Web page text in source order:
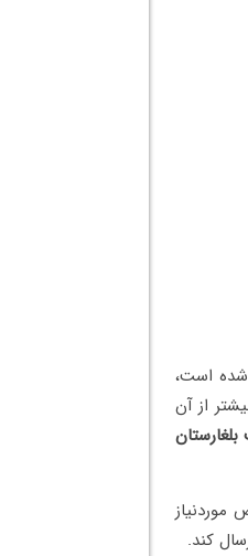
شده است،
از آن
کند.